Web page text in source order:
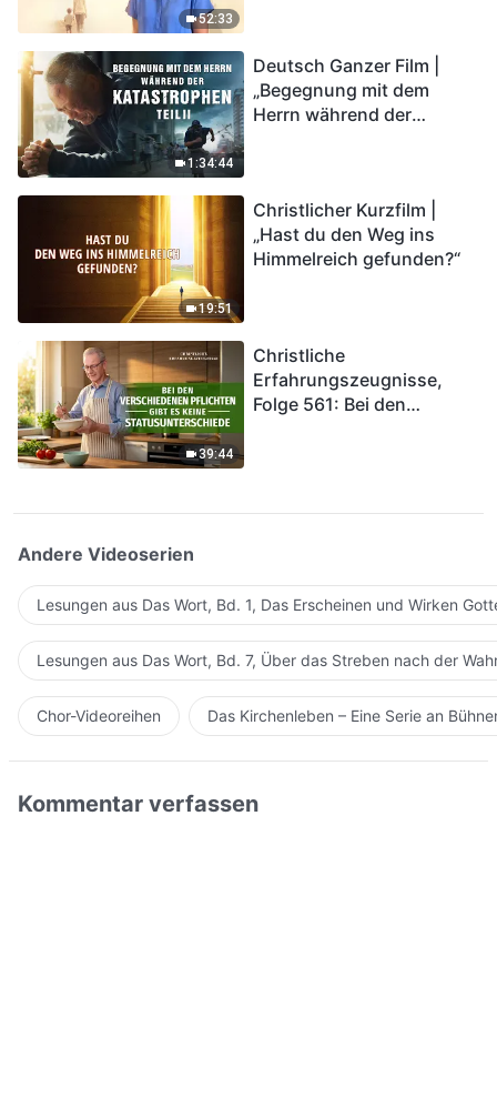
52:33
1:34:44
Deutsch Ganzer Film |
„Begegnung mit dem
Herrn während der
in das Königreich Gottes
eintreten?
19:51
Christlicher Kurzfilm |
„Hast du den Weg ins
Himmelreich gefunden?“
39:44
Christliche
Erfahrungszeugnisse,
Folge 561: Bei den
Andere Videoserien
Lesungen aus Das Wort, Bd. 1, Das Erscheinen und Wirken
Lesungen aus Das Wort, Bd. 7, Über das Streben nach der
Chor-Videoreihen Das Kirchenleben – Eine Serie an
Kommentar verfassen